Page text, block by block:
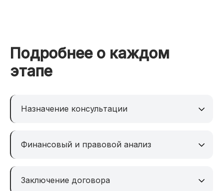
Подробнее о каждом
этапе
Назначение консультации
Финансовый и правовой анализ
Заключение договора